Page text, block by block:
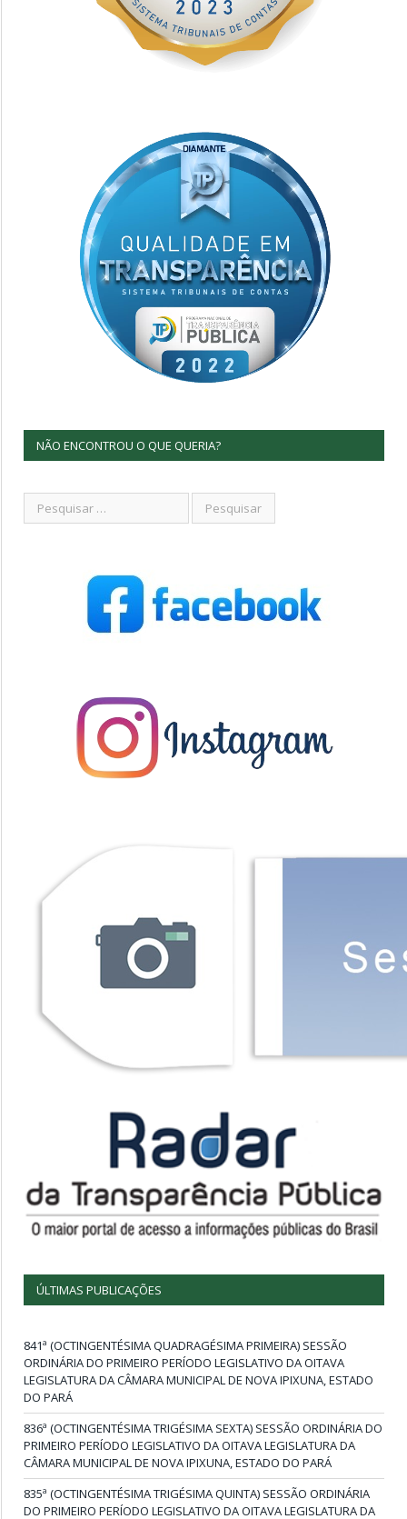
NÃO ENCONTROU O QUE QUERIA?
ÚLTIMAS PUBLICAÇÕES
841ª (OCTINGENTÉSIMA QUADRAGÉSIMA PRIMEIRA) SESSÃO
ORDINÁRIA DO PRIMEIRO PERÍODO LEGISLATIVO DA OITAVA
LEGISLATURA DA CÂMARA MUNICIPAL DE NOVA IPIXUNA, ESTADO
DO PARÁ
836ª (OCTINGENTÉSIMA TRIGÉSIMA SEXTA) SESSÃO ORDINÁRIA DO
PRIMEIRO PERÍODO LEGISLATIVO DA OITAVA LEGISLATURA DA
CÂMARA MUNICIPAL DE NOVA IPIXUNA, ESTADO DO PARÁ
835ª (OCTINGENTÉSIMA TRIGÉSIMA QUINTA) SESSÃO ORDINÁRIA
DO PRIMEIRO PERÍODO LEGISLATIVO DA OITAVA LEGISLATURA DA